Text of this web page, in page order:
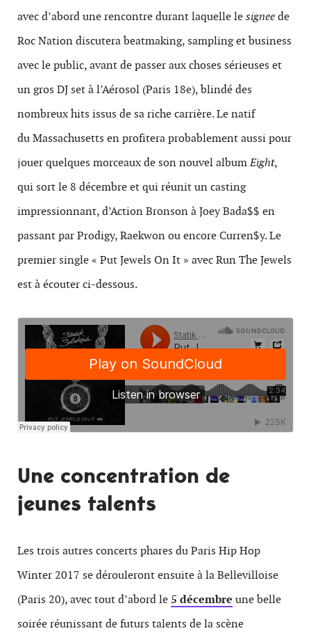
avec d’abord une rencontre durant laquelle lesigneede
Roc Nation discutera beatmaking, sampling et business
avec le public, avant de passer aux choses sérieuses et
un gros DJ set à l’Aérosol (Paris 18e), blindé des
nombreux hits issus de sa riche carrière. Le natif
du Massachusetts en profitera probablement aussi pour
jouer quelques morceaux de son nouvel albumEight,
qui sort le 8 décembre et qui réunit un casting
impressionnant, d’Action Bronson à Joey Bada$$ en
passant par Prodigy, Raekwon ou encore Curren$y. Le
premier single « Put Jewels On It » avec Run The Jewels
est à écouter ci-dessous.
Une concentration de
jeunes talents
Les trois autres concerts phares du Paris Hip Hop
Winter 2017 se dérouleront ensuite à la Bellevilloise
(Paris 20), avec tout d’abord le 5 décembre une belle
soirée réunissant de futurs talents de la scène